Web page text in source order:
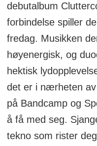
debutalbum
forbindelse spiller
fredag. Musikken
høyenergisk, og
hektisk
det er i nærheten av
på Bandcamp og
å få med seg.
tekno som rister